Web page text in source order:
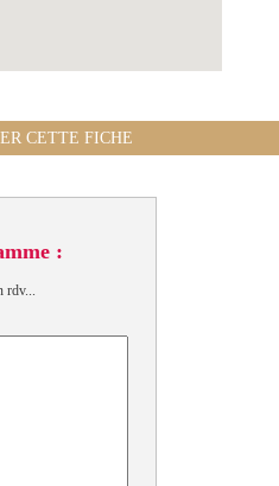
CETTE FICHE
:
rdv...